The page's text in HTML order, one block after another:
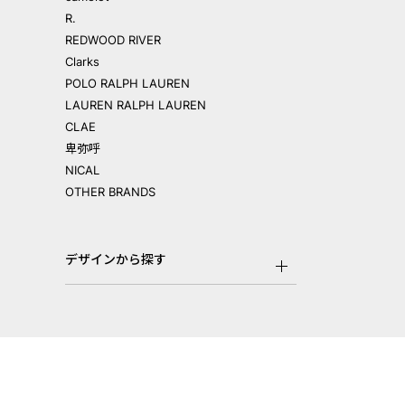
R.
REDWOOD RIVER
Clarks
POLO RALPH LAUREN
LAUREN RALPH LAUREN
CLAE
卑弥呼
NICAL
OTHER BRANDS
デザインから探す